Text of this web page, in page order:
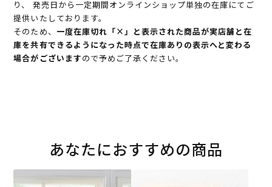
り、 発売日から一定期間オンラインショップ単独の在庫にてご
提供いたしております。
そのため、 一度在庫切れ「×」と表示された商品が実店舗と在
庫を共有できるようになった時点で在庫ありの表示へと変わる
場合がございますので予めご了承ください。
あなたにおすすめの商品